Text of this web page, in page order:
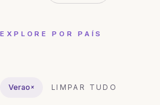
EXPLORE POR PAÍS
CHINA
Verao× LIMPAR TUDO